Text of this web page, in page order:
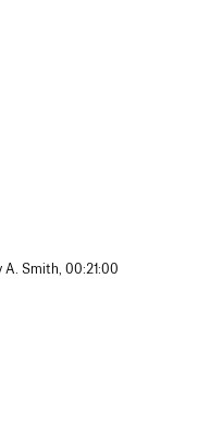
A. Smith, 00:21:00